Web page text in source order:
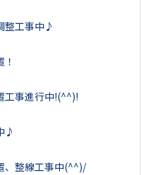
整工事中♪
工事進行中!(^^)!
♪
、整線工事中(^^)/